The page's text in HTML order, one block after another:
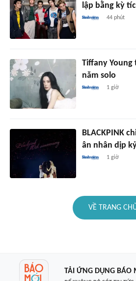
lập bằng kỳ
44 phút
Tiffany Young
năm solo
1 giờ
BLACKPINK
ân nhân dịp
1 giờ
VỀ TRANG
TẢI ỨNG DỤNG BÁO